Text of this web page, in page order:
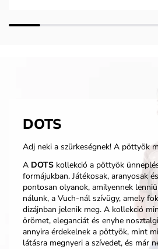
DOTS
Adj neki a szürkeségnek! A pöttyök
A DOTSkollekció a pöttyök
formájukban. Játékosak, aranyosak
pontosan olyanok, amilyennek
nálunk, a Vuch-nál szívügy, amely
dizájnban jelenik meg. A kollekció
örömet, eleganciát és enyhe
annyira érdekelnek a pöttyök, mint
látásra megnyeri a szívedet, és már